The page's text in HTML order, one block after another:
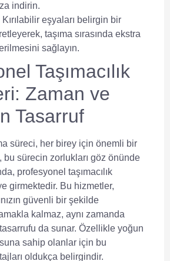
indirin.
Kırılabilir eşyaları belirgin bir
taşıma sırasında ekstra
sağlayın.
Taşımacılık
Zaman ve
Tasarruf
süreci, her birey için önemli bir
bu sürecin zorlukları göz önünde
profesyonel taşımacılık
girmektedir. Bu hizmetler,
güvenli bir şekilde
kalmaz, aynı zamanda
da sunar. Özellikle yoğun
sahip olanlar için bu
oldukça belirgindir.